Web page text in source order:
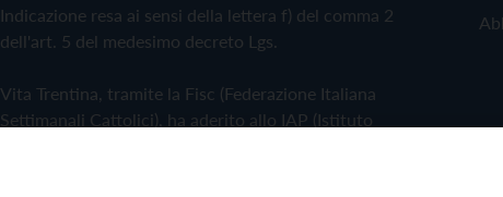
Indicazione resa ai sensi della lettera f) del comma 2
dell'art. 5 del medesimo decreto Lgs.
Vita Trentina, tramite la Fisc (Federazione Italiana
Settimanali Cattolici), ha aderito allo IAP (Istituto